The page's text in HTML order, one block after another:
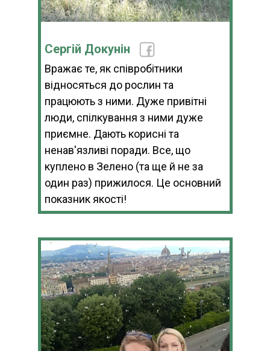
Сергій Докунін
Вражає те, як співробітники
відносяться до рослин та
працюють з ними. Дуже привітні
люди, спілкування з ними дуже
приємне. Дають корисні та
ненав'язливі поради. Все, що
куплено в Зелено (та ще й не за
один раз) прижилося. Це основний
показник якості!